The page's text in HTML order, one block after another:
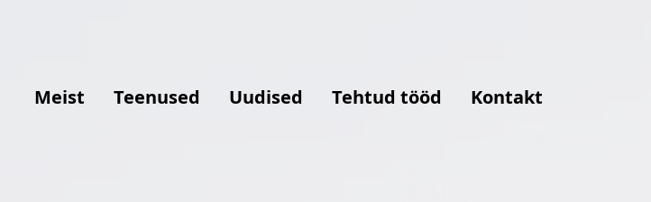
Meist Teenused Uudised Tehtud tööd Kontakt